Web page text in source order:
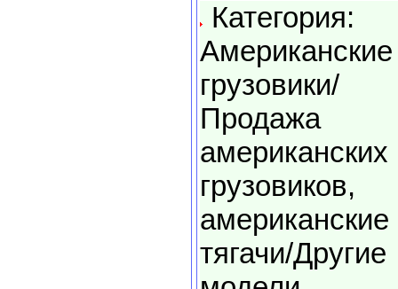
Категория:
Американские
грузовики/
Продажа
американских
грузовиков,
американские
тягачи/Другие